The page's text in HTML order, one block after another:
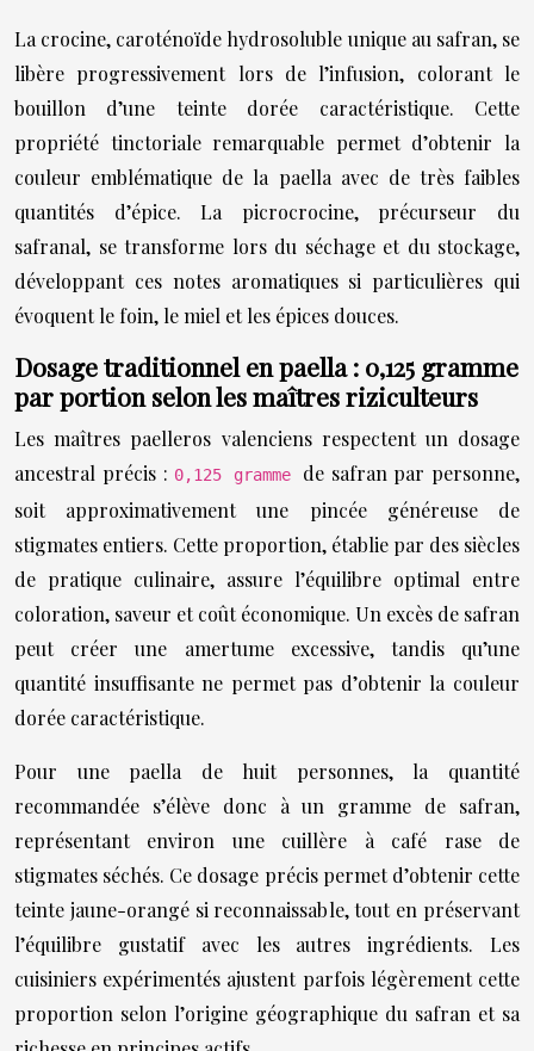
La crocine, caroténoïde hydrosoluble unique au safran, se
libère progressivement lors de l’infusion, colorant le
bouillon d’une teinte dorée caractéristique. Cette
propriété tinctoriale remarquable permet d’obtenir la
couleur emblématique de la paella avec de très faibles
quantités d’épice. La picrocrocine, précurseur du
safranal, se transforme lors du séchage et du stockage,
développant ces notes aromatiques si particulières qui
évoquent le foin, le miel et les épices douces.
Dosage traditionnel en paella : 0,125 gramme
par portion selon les maîtres riziculteurs
Les maîtres paelleros valenciens respectent un dosage
ancestral précis : 0,125 gramme de safran par personne,
soit approximativement une pincée généreuse de
stigmates entiers. Cette proportion, établie par des siècles
de pratique culinaire, assure l’équilibre optimal entre
coloration, saveur et coût économique. Un excès de safran
peut créer une amertume excessive, tandis qu’une
quantité insuffisante ne permet pas d’obtenir la couleur
dorée caractéristique.
Pour une paella de huit personnes, la quantité
recommandée s’élève donc à un gramme de safran,
représentant environ une cuillère à café rase de
stigmates séchés. Ce dosage précis permet d’obtenir cette
teinte jaune-orangé si reconnaissable, tout en préservant
l’équilibre gustatif avec les autres ingrédients. Les
cuisiniers expérimentés ajustent parfois légèrement cette
proportion selon l’origine géographique du safran et sa